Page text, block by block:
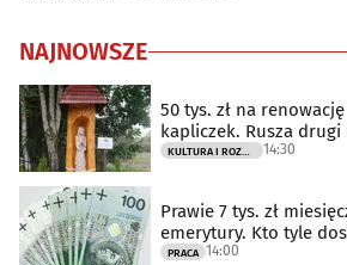
NAJNOWSZE
50 tys. zł na
kapliczek. Rusza
14:30
Prawie 7 tys. zł
emerytury. Kto tyle
PRACA 14:00